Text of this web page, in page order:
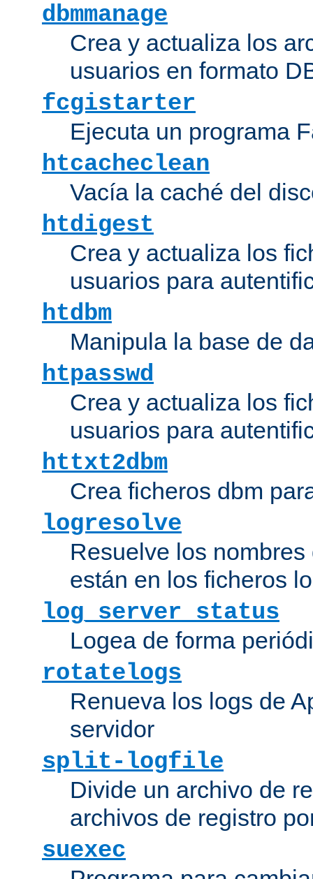
dbmmanage
Crea y actualiza los
usuarios en formato
fcgistarter
Ejecuta un programa
htcacheclean
Vacía la caché del
htdigest
Crea y actualiza los
usuarios para
htdbm
Manipula la base de
htpasswd
Crea y actualiza los
usuarios para
httxt2dbm
Crea ficheros dbm
logresolve
Resuelve los
están en los ficheros
log_server_status
Logea de forma
rotatelogs
Renueva los logs de
servidor
split-logfile
Divide un archivo de
archivos de registro
suexec